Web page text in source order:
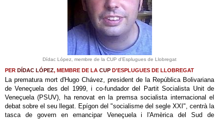
Dídac López, membre de la CUP d'Esplugues de Llobregat
PER DÍDAC LÓPEZ, MEMBRE DE LA CUP D’ESPLUGUES DE LLOBREGAT
La prematura mort d'Hugo Chávez, president de la República Bolivariana
de Veneçuela des del 1999, i co-fundador del Partit Socialista Unit de
Veneçuela (PSUV), ha renovat en la premsa socialista internacional el
debat sobre el seu llegat. Epígon del "socialisme del segle XXI", centrà la
tasca de govern en emancipar Veneçuela i l'Amèrica del Sud de